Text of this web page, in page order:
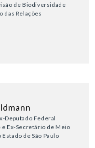
de Biodiversidade
das Relações
Deputado Federal
Ex-Secretário de Meio
de São Paulo